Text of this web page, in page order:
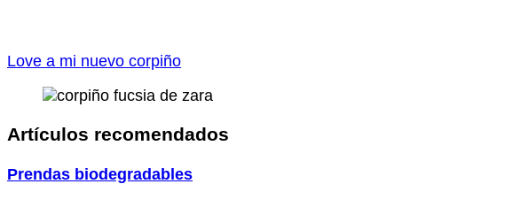
Love a mi nuevo corpiño
Artículos recomendados
Prendas biodegradables